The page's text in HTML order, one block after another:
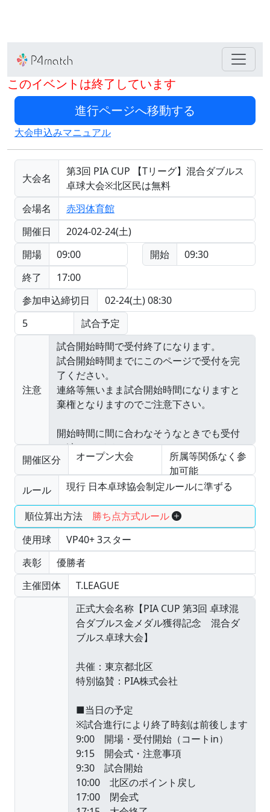
このイベントは終了しています
大会申込みマニュアル
大会名
第3回 PIA CUP 【Tリーグ】混合ダブルス
卓球大会※北区民は無料
会場名
赤羽体育館
開催日
2024-02-24(土)
開場
09:00 開始
09:30
終了
17:00
参加申込締切日
02-24(土) 08:30
5
試合予定
注意
開催区分 オープン大会
所属等関係なく参
加可能
ルール
現行 日本卓球協会制定ルールに準ずる
順位算出方法 勝ち点方式ルール
使用球
VP40+ 3スター
表彰
優勝者
主催団体
T.LEAGUE